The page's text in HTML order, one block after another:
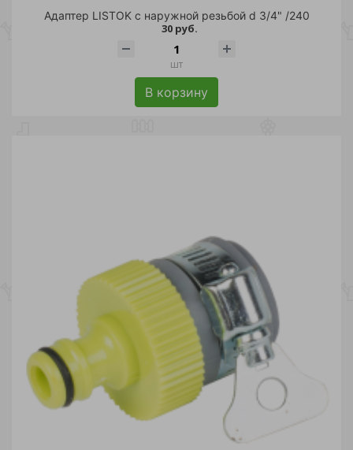
Адаптер LISTOK с наружной резьбой d 3/4" /240
30 руб.
шт
В корзину